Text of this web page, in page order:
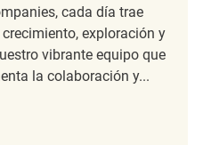
cada día trae
exploración y
vibrante equipo que
la colaboración y...